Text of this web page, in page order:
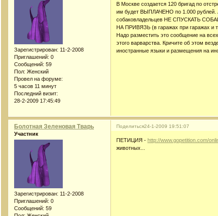
Зарегистрирован: 11-2-2008
Приглашений: 0
Сообщений: 59
Пол: Женский
Провел на форуме:
5 часов 11 минут
Последний визит:
28-2-2009 17:45:49
В Москве создается 120 бригад по
им будет ВЫПЛАЧЕНО по 1.000
собаковладельцев НЕ СПУСКАТЬ
НА ПРИВЯЗЬ (в гаражах при гаражах и
Надо разместить это сообщение на
этого варварства. Кричите об этом
иностранные языки и размещения на
Поделиться24-1-2009 19:51:07
Болотная Зеленовая Тварь
Участник
Зарегистрирован: 11-2-2008
Приглашений: 0
Сообщений: 59
ПЕТИЦИЯ - http://www.gopetition.com/
животных...